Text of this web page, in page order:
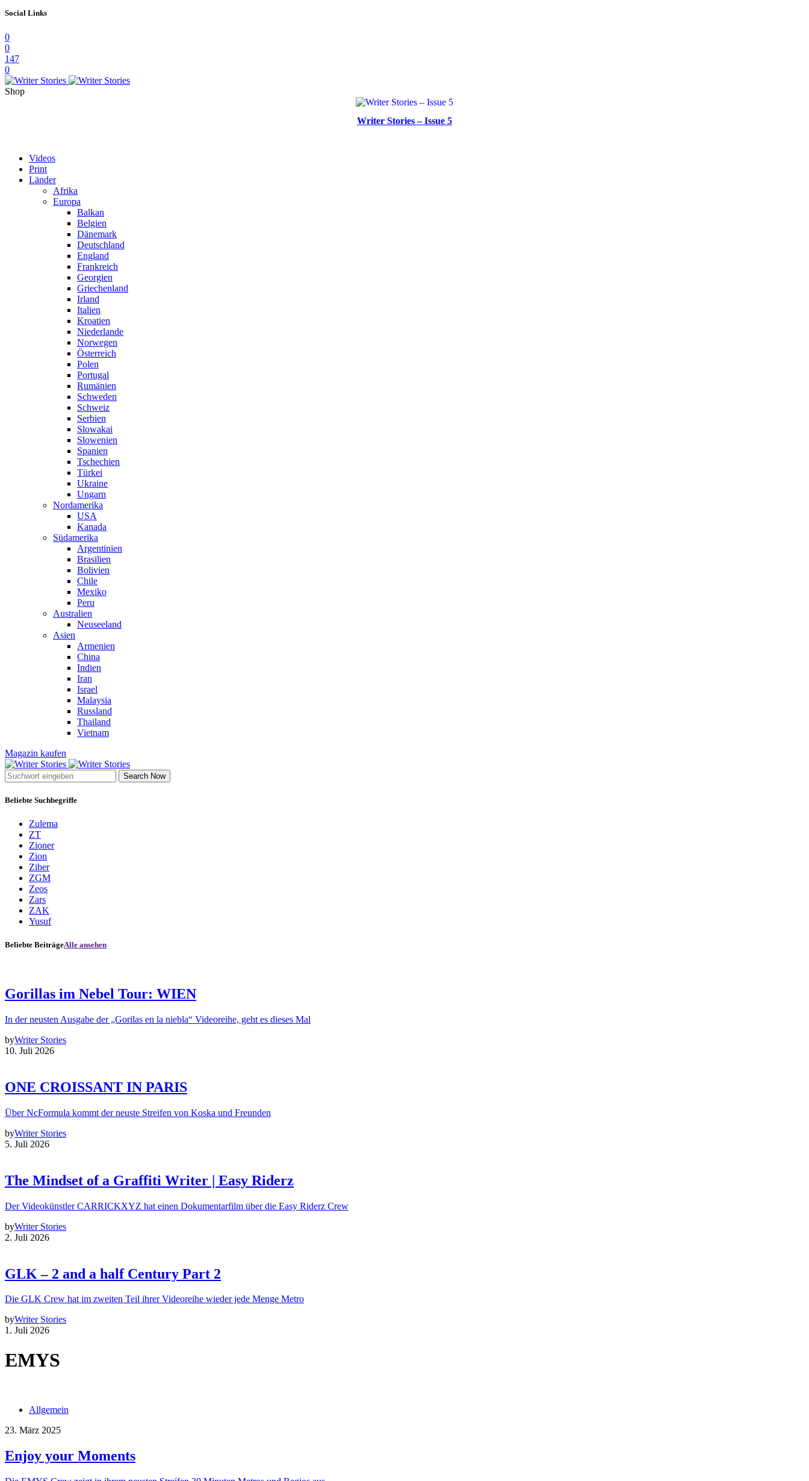
Social Links
0
0
147
0
Shop
Writer Stories – Issue 5
Videos
Print
Länder
Afrika
Europa
Balkan
Belgien
Dänemark
Deutschland
England
Frankreich
Georgien
Griechenland
Irland
Italien
Kroatien
Niederlande
Norwegen
Österreich
Polen
Portugal
Rumänien
Schweden
Schweiz
Serbien
Slowakai
Slowenien
Spanien
Tschechien
Türkei
Ukraine
Ungarn
Nordamerika
USA
Kanada
Südamerika
Argentinien
Brasilien
Bolivien
Chile
Mexiko
Peru
Australien
Neuseeland
Asien
Armenien
China
Indien
Iran
Israel
Malaysia
Russland
Thailand
Vietnam
Magazin kaufen
Search Now
Beliebte Suchbegriffe
Zulema
ZT
Zioner
Zion
Ziber
ZGM
Zeos
Zars
ZAK
Yusuf
Beliebte BeiträgeAlle ansehen
Gorillas im Nebel Tour: WIEN
In der neusten Ausgabe der „Gorilas en la niebla“ Videoreihe, geht es dieses Mal
byWriter Stories
10. Juli 2026
ONE CROISSANT IN PARIS
Über NcFormula kommt der neuste Streifen von Koska und Freunden
byWriter Stories
5. Juli 2026
The Mindset of a Graffiti Writer | Easy Riderz
Der Videokünstler CARRICKXYZ hat einen Dokumentarfilm über die Easy Riderz Crew
byWriter Stories
2. Juli 2026
GLK – 2 and a half Century Part 2
Die GLK Crew hat im zweiten Teil ihrer Videoreihe wieder jede Menge Metro
byWriter Stories
1. Juli 2026
EMYS
Allgemein
23. März 2025
Enjoy your Moments